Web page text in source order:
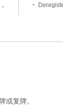
或复牌。